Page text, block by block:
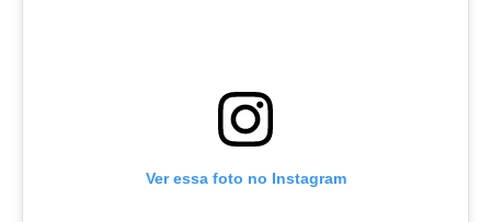
Ver essa foto no Instagram